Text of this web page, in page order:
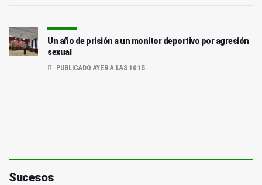
Un año de prisión a un monitor deportivo por agresión
sexual
PUBLICADO AYER A LAS 10:15
Sucesos